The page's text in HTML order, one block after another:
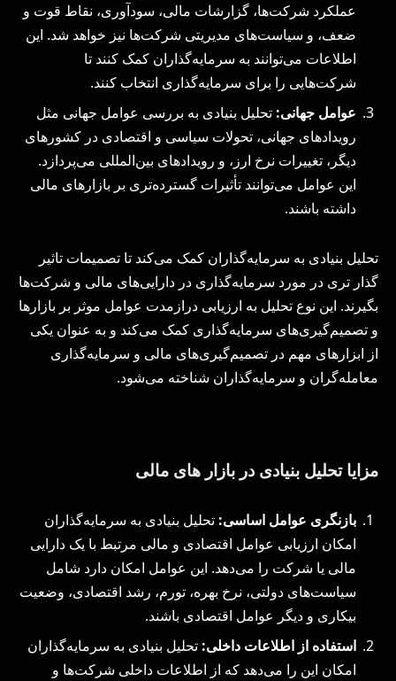
عملکرد شرکت‌ها، گزارشات مالی، سودآوری، نقاط قوت و
ضعف، و سیاست‌های مدیریتی شرکت‌ها نیز خواهد شد. این
اطلاعات می‌توانند به سرمایه‌گذاران کمک کنند تا
شرکت‌هایی را برای سرمایه‌گذاری انتخاب کنند.
عوامل جهانی: تحلیل بنیادی به بررسی عوامل جهانی مثل
رویدادهای جهانی، تحولات سیاسی و اقتصادی در کشورهای
دیگر، تغییرات نرخ ارز، و رویدادهای بین‌المللی می‌پردازد.
این عوامل می‌توانند تأثیرات گسترده‌تری بر بازارهای مالی
داشته باشند.
تحلیل بنیادی به سرمایه‌گذاران کمک می‌کند تا تصمیمات تاثیر
گذار تری در مورد سرمایه‌گذاری در دارایی‌های مالی و شرکت‌ها
بگیرند. این نوع تحلیل به ارزیابی درازمدت عوامل موثر بر بازارها
و تصمیم‌گیری‌های سرمایه‌گذاری کمک می‌کند و به عنوان یکی
از ابزارهای مهم در تصمیم‌گیری‌های مالی و سرمایه‌گذاری
معامله‌گران و سرمایه‌گذاران شناخته می‌شود.
مزایا تحلیل بنیادی در بازار های مالی
بازنگری عوامل اساسی: تحلیل بنیادی به سرمایه‌گذاران
امکان ارزیابی عوامل اقتصادی و مالی مرتبط با یک دارایی
مالی یا شرکت را می‌دهد. این عوامل امکان دارد شامل
سیاست‌های دولتی، نرخ بهره، تورم، رشد اقتصادی، وضعیت
بیکاری و دیگر عوامل اقتصادی باشند.
استفاده از اطلاعات داخلی: تحلیل بنیادی به سرمایه‌گذاران
امکان این را می‌دهد که از اطلاعات داخلی شرکت‌ها و